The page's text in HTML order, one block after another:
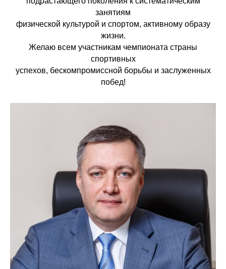
занятиям
физической культурой и спортом, активному образу
жизни.
Желаю всем участникам чемпионата страны
спортивных
успехов, бескомпромиссной борьбы и заслуженных
побед!